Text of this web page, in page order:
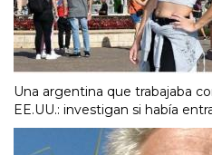
Una argentina que trabajaba
EE.UU.: investigan si había